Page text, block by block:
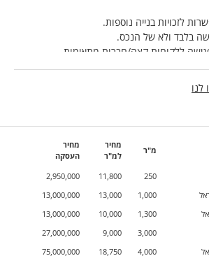
לזכויות בנייה נוספות.
בלבד ולא של הנכס.
ללקוחות קצה/חברות מתאימות
ותיווך נדל"ן מסחרי
למציאת הנכס המתאים עבורכם.
לנו
מ"ר
מחיר
למ"ר
מחיר
העסקה
250
11,800
2,950,000
1,000
13,000
13,000,000
1,300
10,000
13,000,000
3,000
9,000
27,000,000
4,000
18,750
75,000,000